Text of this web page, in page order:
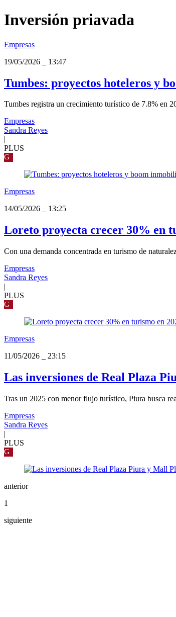
Inversión priavada
Empresas
19/05/2026
13:47
Tumbes: proyectos hoteleros y
Tumbes registra un crecimiento turístico de 7.8% en
Empresas
Sandra Reyes
PLUS
G
Empresas
14/05/2026
13:25
Loreto proyecta crecer 30% en
Con una demanda concentrada en turismo de
Empresas
Sandra Reyes
|
PLUS
G
Empresas
11/05/2026
23:15
Las inversiones de Real Plaza
Tras un 2025 con menor flujo turístico, Piura busca
Empresas
Sandra Reyes
|
PLUS
G
anterior
1
siguiente